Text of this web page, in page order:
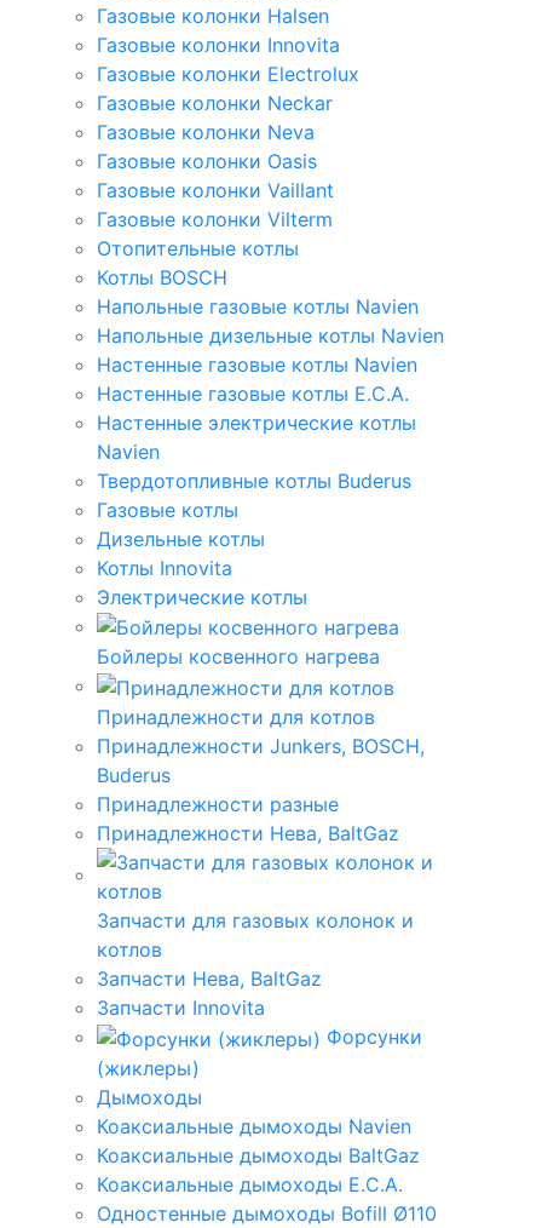
Газовые колонки Halsen
Газовые колонки Innovita
Газовые колонки Electrolux
Газовые колонки Neckar
Газовые колонки Neva
Газовые колонки Oasis
Газовые колонки Vaillant
Газовые колонки Vilterm
Отопительные котлы
Котлы BOSCH
Напольные газовые котлы Navien
Напольные дизельные котлы Navien
Настенные газовые котлы Navien
Настенные газовые котлы E.C.A.
Настенные электрические котлы
Navien
Твердотопливные котлы Buderus
Газовые котлы
Дизельные котлы
Котлы Innovita
Электрические котлы
Бойлеры косвенного нагрева
Принадлежности для котлов
Принадлежности Junkers, BOSCH,
Buderus
Принадлежности разные
Принадлежности Нева, BaltGaz
Запчасти для газовых колонок и
котлов
Запчасти Нева, BaltGaz
Запчасти Innovita
Форсунки
(жиклеры)
Дымоходы
Коаксиальные дымоходы Navien
Коаксиальные дымоходы BaltGaz
Коаксиальные дымоходы E.C.A.
Одностенные дымоходы Bofill Ø110